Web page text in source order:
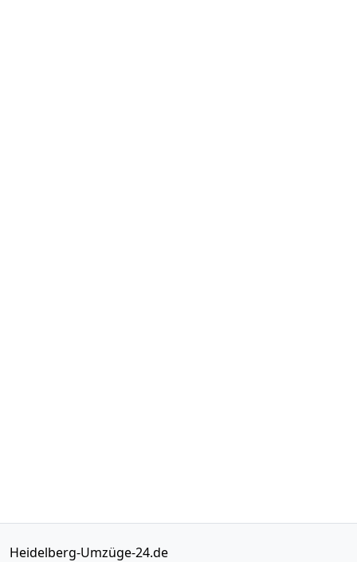
Heidelberg-Umzüge-24.de